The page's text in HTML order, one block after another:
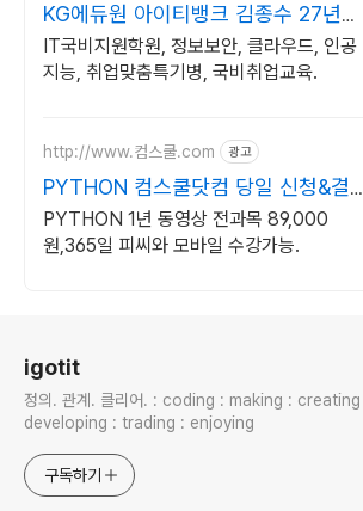
KG에듀원 아이티뱅크 김종수 27년경
력전문가 IT취업상담
IT국비지원학원, 정보보안, 클라우드, 인공
지능, 취업맞춤특기병, 국비취업교육.
http://www.컴스쿨.com 광고
PYTHON 컴스쿨닷컴 당일 신청&결제
시 기프티콘!
PYTHON 1년 동영상 전과목 89,000
원,365일 피씨와 모바일 수강가능.
igotit
정의. 관계. 클리어. : coding : making : creating :
developing : trading : enjoying
구독하기